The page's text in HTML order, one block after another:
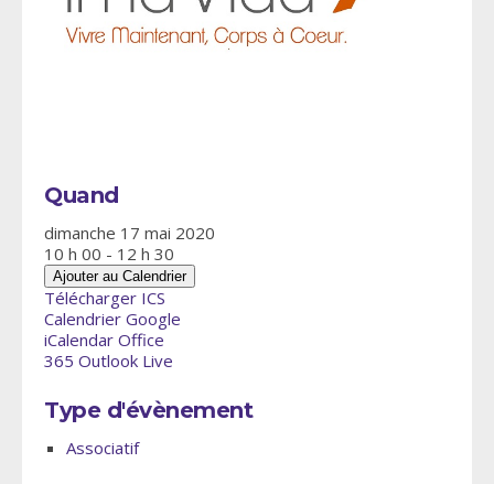
Quand
dimanche 17 mai 2020
10 h 00 - 12 h 30
Ajouter au Calendrier
Télécharger ICS
Calendrier Google
iCalendar Office
365 Outlook Live
Type d'évènement
Associatif